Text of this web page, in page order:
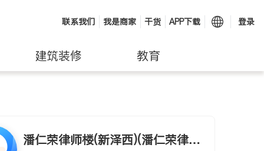
联系我们 我是商家 干货 APP下载 登录
建筑装修 教育
潘仁荣律师楼(新泽西)(潘仁荣律师